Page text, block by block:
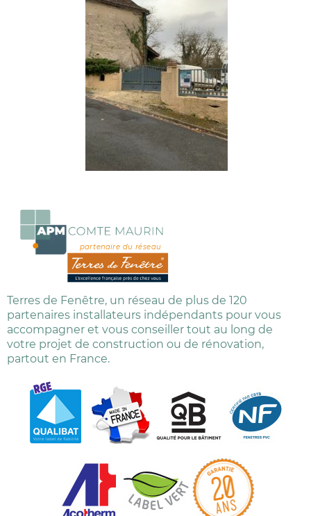
partenaire du réseau
Terres de Fenêtre, un réseau de plus de 120
partenaires installateurs indépendants pour vous
accompagner et vous conseiller tout au long de
votre projet de construction ou de rénovation,
partout en France.